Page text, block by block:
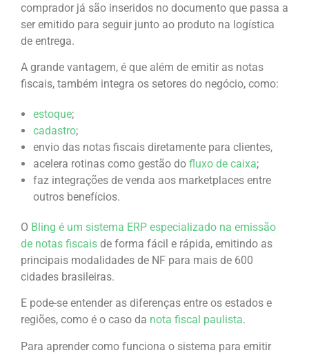
comprador já são inseridos no documento que passa a
ser emitido para seguir junto ao produto na logística
de entrega.
A grande vantagem, é que além de emitir as notas
fiscais, também integra os setores do negócio, como:
estoque;
cadastro;
envio das notas fiscais diretamente para clientes,
acelera rotinas como gestão do fluxo de caixa;
faz integrações de venda aos marketplaces entre
outros benefícios.
O Bling é um sistema ERP especializado na emissão
de notas fiscais de forma fácil e rápida, emitindo as
principais modalidades de NF para mais de 600
cidades brasileiras.
E pode-se entender as diferenças entre os estados e
regiões, como é o caso da nota fiscal paulista.
Para aprender como funciona o sistema para emitir